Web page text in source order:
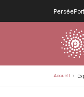
Persée
Accueil